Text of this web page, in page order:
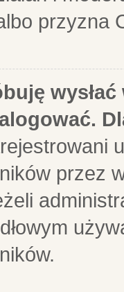
przyzna
przez